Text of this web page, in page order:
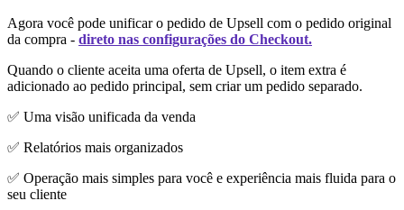
Agora você pode unificar o pedido de Upsell com o pedido original
da compra - direto nas configurações do Checkout.
Quando o cliente aceita uma oferta de Upsell, o item extra é
adicionado ao pedido principal, sem criar um pedido separado.
✅ Uma visão unificada da venda
✅ Relatórios mais organizados
✅ Operação mais simples para você e experiência mais fluida para o
seu cliente